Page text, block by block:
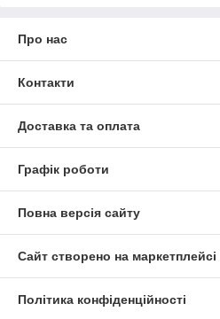
Про нас
Контакти
Доставка та оплата
Графік роботи
Повна версія сайту
Сайт створено на маркетплейсі
Політика конфіденційності